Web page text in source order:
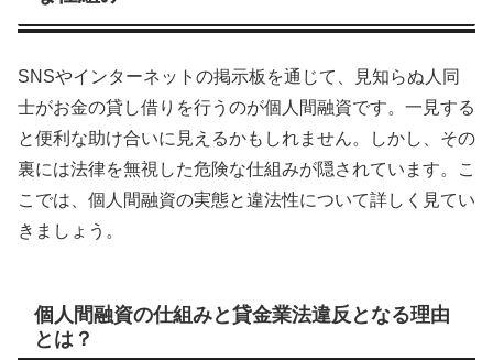
SNSやインターネットの掲示板を通じて、見知らぬ人同
士がお金の貸し借りを行うのが個人間融資です。一見する
と便利な助け合いに見えるかもしれません。しかし、その
裏には法律を無視した危険な仕組みが隠されています。こ
こでは、個人間融資の実態と違法性について詳しく見てい
きましょう。
個人間融資の仕組みと貸金業法違反となる理由
とは？